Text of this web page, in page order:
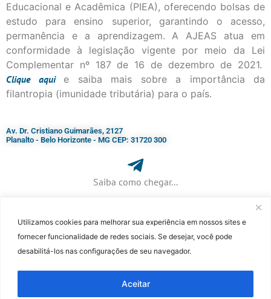
Utilizamos cookies para melhorar sua experiência em nossos sites e
fornecer funcionalidade de redes sociais. Se desejar, você pode
desabilitá-los nas configurações de seu navegador.
Aceitar
Educacional e Acadêmica (PIEA), oferecendo bolsas de
estudo para ensino superior, garantindo o acesso,
permanência e a aprendizagem. A AJEAS atua em
conformidade à legislação vigente por meio da Lei
Complementar nº 187 de 16 de dezembro de 2021.
Cliqueaqui
e saiba mais sobre a importância da
filantropia (imunidade tributária) para o país.
Av. Dr. Cristiano Guimarães, 2127
Planalto - Belo Horizonte - MG CEP: 31720 300
Saiba como chegar...
+ 55 (31) 3115-7000​
Patrick de Souza